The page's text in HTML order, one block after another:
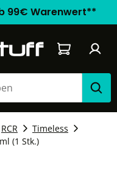
99€ Warenwert**
Warenkorb
RCR
Timeless
(1 Stk.)